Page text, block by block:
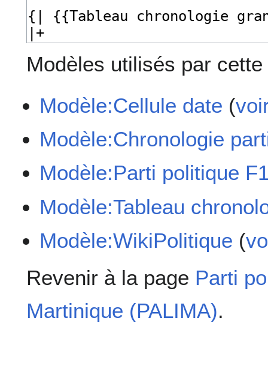
Modèles utilisés par
Modèle:Cellule date (
Modèle:Chronologie
Modèle:Parti politique
Modèle:Tableau
Modèle:WikiPolitique (
Revenir à la page Parti
Martinique (PALIMA).